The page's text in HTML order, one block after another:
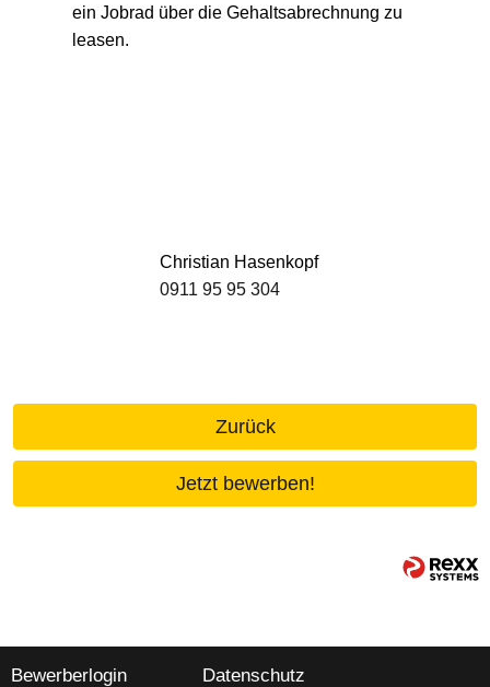
ein Jobrad über die Gehaltsabrechnung zu
leasen.
Christian Hasenkopf
0911 95 95 304
Zurück
Jetzt bewerben!
Bewerberlogin Datenschutz